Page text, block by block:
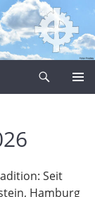
Seit
Hamburg